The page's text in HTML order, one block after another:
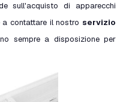
sull'acquisto di apparecchi
a contattare il nostro servizio
sempre a disposizione per